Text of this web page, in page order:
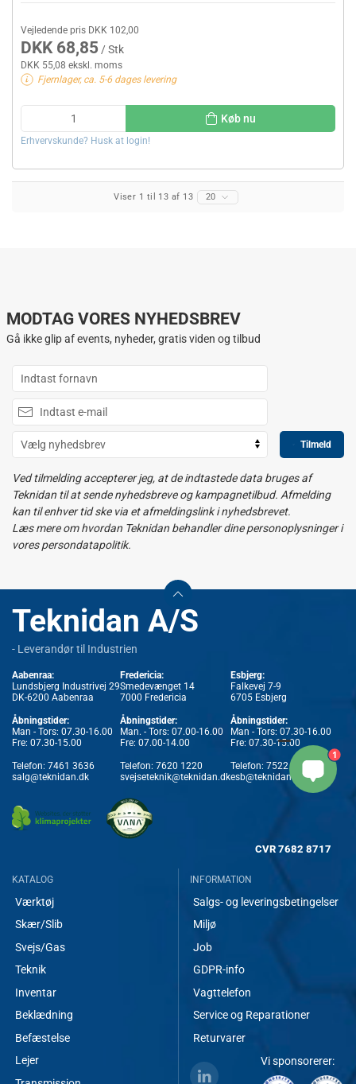
Vejledende pris DKK 102,00
DKK 68,85 / Stk
DKK 55,08 ekskl. moms
Fjernlager, ca. 5-6 dages levering
Køb nu
Erhvervskunde? Husk at login!
Viser 1 til 13 af 13 20
MODTAG VORES NYHEDSBREV
Gå ikke glip af events, nyheder, gratis viden og tilbud
Tilmeld
Ved tilmelding accepterer jeg, at de indtastede data bruges af
Teknidan til at sende nyhedsbreve og kampagnetilbud. Afmelding
kan til enhver tid ske via et afmeldingslink i nyhedsbrevet.
Læs mere om hvordan Teknidan behandler dine personoplysninger i
vores persondatapolitik.
Teknidan A/S
- Leverandør til Industrien
Aabenraa:
Lundsbjerg Industrivej 29
DK-6200 Aabenraa
Åbningstider:
Man - Tors: 07.30-16.00
Fre: 07.30-15.00
Telefon: 7461 3636
salg@teknidan.dk
Fredericia:
Smedevænget 14
7000 Fredericia
Åbningstider:
Man. - Tors: 07.00-16.00
Fre: 07.00-14.00
Telefon: 7620 1220
svejseteknik@teknidan.dk
Esbjerg:
Falkevej 7-9
6705 Esbjerg
Åbningstider:
Man - Tors: 07.30-16.00
Fre: 07.30-15.00
Telefon: 7522 3636
esb@teknidan.dk
CVR 7682 8717
KATALOG
Værktøj
Skær/Slib
Svejs/Gas
Teknik
Inventar
Beklædning
Befæstelse
Lejer
INFORMATION
Salgs- og leveringsbetingelser
Miljø
Job
GDPR-info
Vagttelefon
Service og Reparationer
Returvarer
Vi sponsorerer:
1